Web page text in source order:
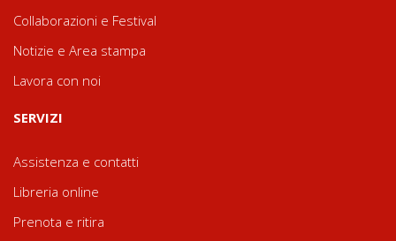
Collaborazioni e Festival
Notizie e Area stampa
Lavora con noi
SERVIZI
Assistenza e contatti
Libreria online
Prenota e ritira